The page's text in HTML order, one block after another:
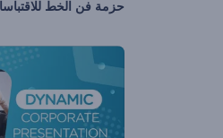
حزمة فن الخط